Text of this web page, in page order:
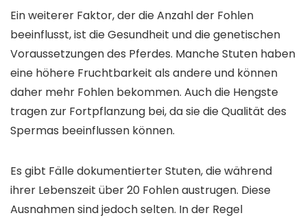
Ein weiterer Faktor, der die Anzahl der Fohlen
beeinflusst, ist die Gesundheit und die genetischen
Voraussetzungen des Pferdes. Manche Stuten haben
eine höhere Fruchtbarkeit als andere und können
daher mehr Fohlen bekommen. Auch die Hengste
tragen zur Fortpflanzung bei, da sie die Qualität des
Spermas beeinflussen können.
Es gibt Fälle dokumentierter Stuten, die während
ihrer Lebenszeit über 20 Fohlen austrugen. Diese
Ausnahmen sind jedoch selten. In der Regel